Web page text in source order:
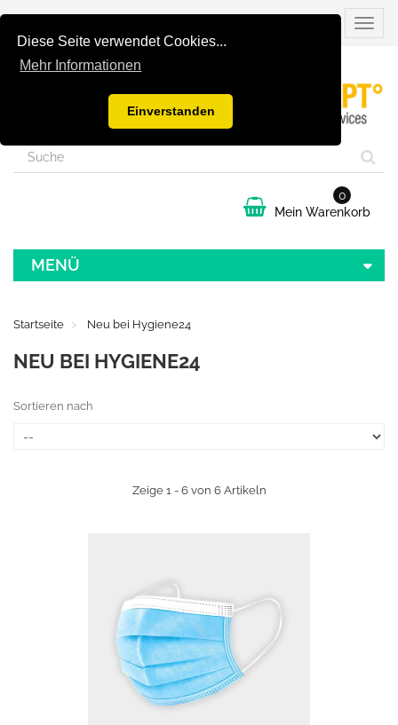
Diese Seite verwendet Cookies...
Mehr Informationen
Einverstanden
Mein Warenkorb
0
MENÜ
Startseite Neu bei Hygiene24
NEU BEI HYGIENE24
Sortieren nach
Zeige 1 - 6 von 6 Artikeln